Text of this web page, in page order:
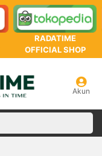
RADATIME
OFFICIAL SHOP
Akun